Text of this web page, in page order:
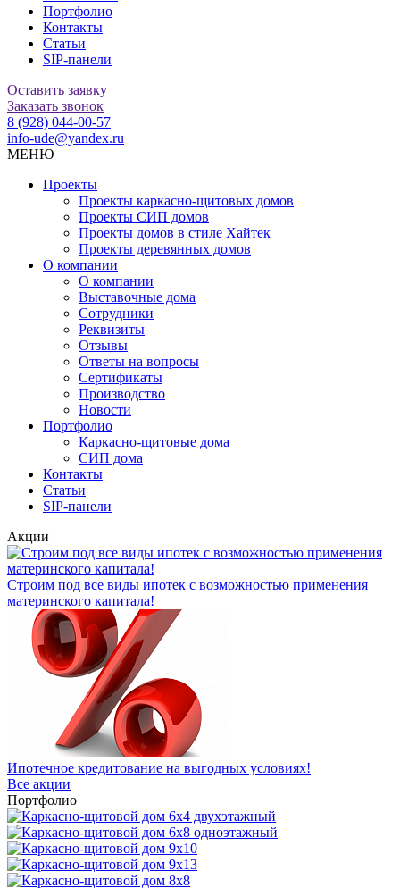
Портфолио
Контакты
Статьи
SIP-панели
Оставить заявку
Заказать звонок
8 (928) 044-00-57
info-ude@yandex.ru
МЕНЮ
Проекты
Проекты каркасно-щитовых домов
Проекты СИП домов
Проекты домов в стиле Хайтек
Проекты деревянных домов
О компании
О компании
Выставочные дома
Сотрудники
Реквизиты
Отзывы
Ответы на вопросы
Сертификаты
Производство
Новости
Портфолио
Каркасно-щитовые дома
СИП дома
Контакты
Статьи
SIP-панели
Акции
Строим под все виды ипотек с возможностью применения
материнского капитала!
Ипотечное кредитование на выгодных условиях!
Все акции
Портфолио